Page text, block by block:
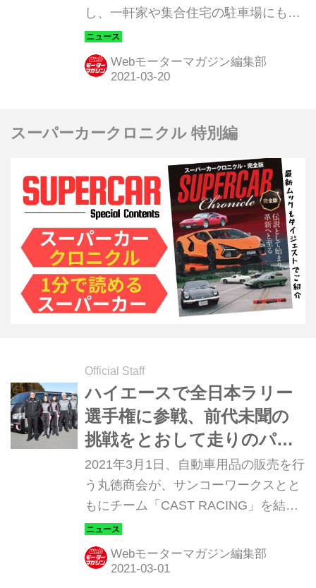
し、一軒家や集合住宅の駐車場にもキ
ャンピングカーが普通に停まってい
る。ひと昔前なら、物珍しい光景だっ
たが、今はごく普通に受け入れられて
Webモーターマガジン編集部
スーパーカークロニクル 特別編
Official Staff
ハイエースで全日本ラリー
選手権に参戦、前代未聞の
挑戦をとおして走りのパー
ツを開発
2021年3月1日、自動車用品の販売を行
う丸徳商会が、サンコーワークスとと
もにチーム「CAST RACING」を結成
し、2021年の全日本ラリー選手権にス
ポット参戦することが正式に発表され
た。1BOXのトヨタ ハイエースでラリ
Webモーターマガジン編集部